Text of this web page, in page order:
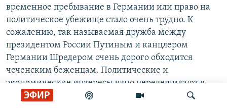
ЭФИР
временное пребывание в Германии или право на
политическое убежище стало очень трудно. К
сожалению, так называемая дружба между
президентом России Путиным и канцлером
Германии Шредером очень дорого обходится
чеченским беженцам. Политические и
экономические интересы явно перевешивают в
отношениях между обеими странами и поэтому